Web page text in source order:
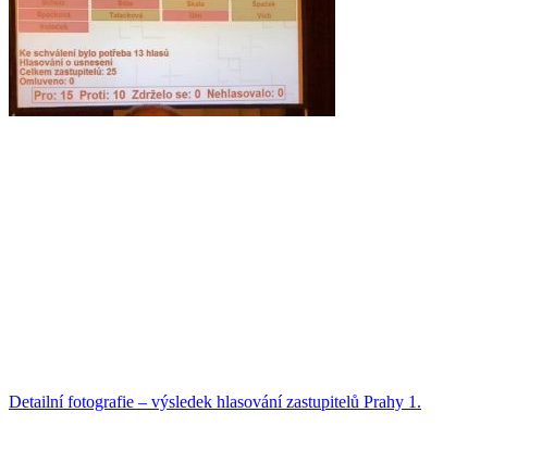
Detailní fotografie – výsledek hlasování zastupitelů Prahy 1.